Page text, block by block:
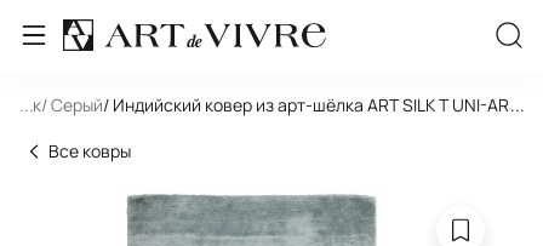
... / Серый/ Индийский ковер из арт-шёлка ART SILK T UNI-
...
Все ковры